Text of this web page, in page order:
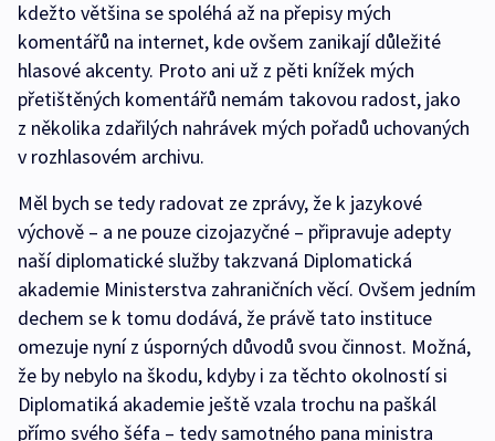
kdežto většina se spoléhá až na přepisy mých
komentářů na internet, kde ovšem zanikají důležité
hlasové akcenty. Proto ani už z pěti knížek mých
přetištěných komentářů nemám takovou radost, jako
z několika zdařilých nahrávek mých pořadů uchovaných
v rozhlasovém archivu.
Měl bych se tedy radovat ze zprávy, že k jazykové
výchově – a ne pouze cizojazyčné – připravuje adepty
naší diplomatické služby takzvaná Diplomatická
akademie Ministerstva zahraničních věcí. Ovšem jedním
dechem se k tomu dodává, že právě tato instituce
omezuje nyní z úsporných důvodů svou činnost. Možná,
že by nebylo na škodu, kdyby i za těchto okolností si
Diplomatiká akademie ještě vzala trochu na paškál
přímo svého šéfa – tedy samotného pana ministra